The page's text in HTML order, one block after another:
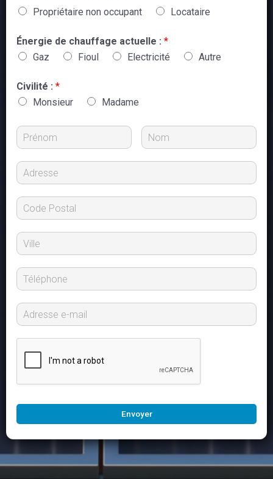
Propriétaire non occupant
Locataire
Énergie de chauffage actuelle : *
Gaz
Fioul Electricité Autre
Civilité : *
Monsieur
Madame
Envoyer